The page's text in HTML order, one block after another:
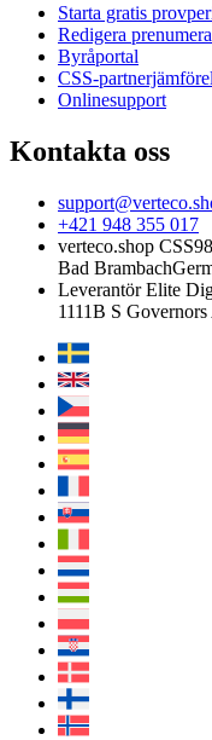
Starta gratis
Redigera
Byråportal
CSS-
Onlinesupport
Kontakta oss
+421 948 355 017
verteco.shop CSS
Bad Brambach
Leverantör Elite
1111B S